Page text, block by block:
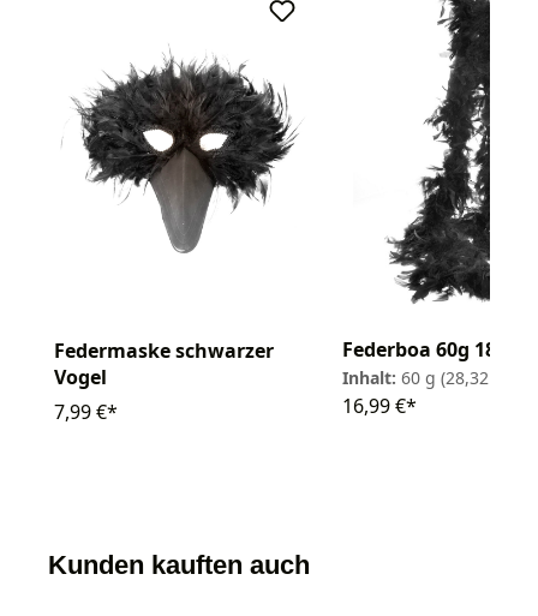
Federmaske schwarzer
Vogel
7,99 €*
Federboa 60g 180cm
Inhalt: 60 g (28,32 € /
16,99 €*
Kunden kauften auch